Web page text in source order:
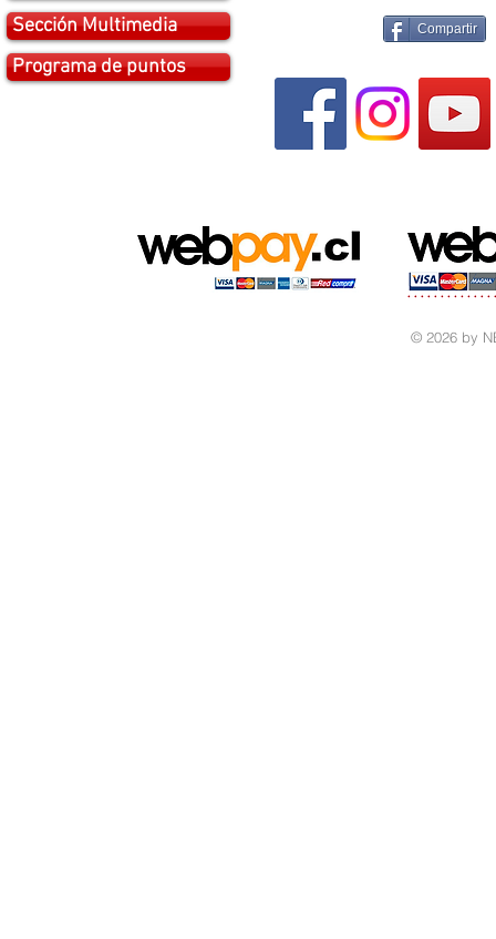
Sección Multimedia
Programa de puntos
Compartir
© 2026 by